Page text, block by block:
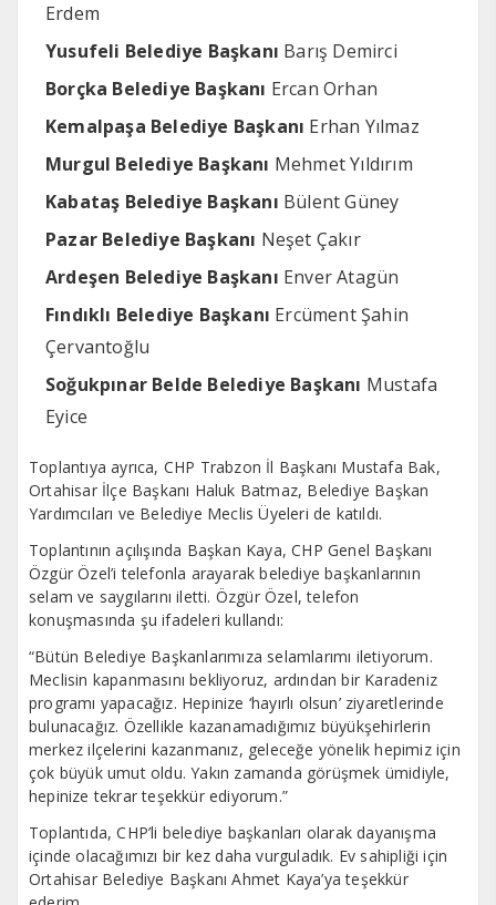
Erdem
Yusufeli Belediye Başkanı Barış Demirci
Borçka Belediye Başkanı Ercan Orhan
Kemalpaşa Belediye Başkanı Erhan Yılmaz
Murgul Belediye Başkanı Mehmet Yıldırım
Kabataş Belediye Başkanı Bülent Güney
Pazar Belediye Başkanı Neşet Çakır
Ardeşen Belediye Başkanı Enver Atagün
Fındıklı Belediye Başkanı Ercüment Şahin
Çervantoğlu
Soğukpınar Belde Belediye Başkanı Mustafa
Eyice
Toplantıya ayrıca, CHP Trabzon İl Başkanı Mustafa Bak,
Ortahisar İlçe Başkanı Haluk Batmaz, Belediye Başkan
Yardımcıları ve Belediye Meclis Üyeleri de katıldı.
Toplantının açılışında Başkan Kaya, CHP Genel Başkanı
Özgür Özel’i telefonla arayarak belediye başkanlarının
selam ve saygılarını iletti. Özgür Özel, telefon
konuşmasında şu ifadeleri kullandı:
“Bütün Belediye Başkanlarımıza selamlarımı iletiyorum.
Meclisin kapanmasını bekliyoruz, ardından bir Karadeniz
programı yapacağız. Hepinize ‘hayırlı olsun’ ziyaretlerinde
bulunacağız. Özellikle kazanamadığımız büyükşehirlerin
merkez ilçelerini kazanmanız, geleceğe yönelik hepimiz için
çok büyük umut oldu. Yakın zamanda görüşmek ümidiyle,
hepinize tekrar teşekkür ediyorum.”
Toplantıda, CHP’li belediye başkanları olarak dayanışma
içinde olacağımızı bir kez daha vurguladık. Ev sahipliği için
Ortahisar Belediye Başkanı Ahmet Kaya’ya teşekkür